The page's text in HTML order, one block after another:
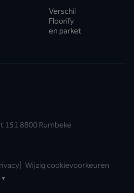
Verschil
Floorify
en parket
151 8800 Rumbeke
Wijzig cookievoorkeuren
▼